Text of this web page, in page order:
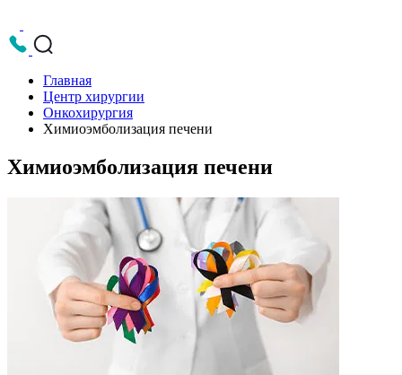
Главная
Центр хирургии
Онкохирургия
Химиоэмболизация печени
Химиоэмболизация печени